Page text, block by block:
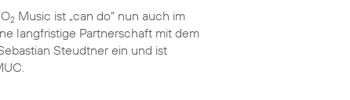
2 Music ist „can do“ nun auch im
langfristige Partnerschaft mit dem
Steudtner ein und ist